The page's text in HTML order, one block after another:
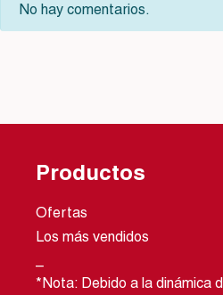
No hay comentarios.
Productos
Ofertas
Los más vendidos
*Nota: Debido a la dinámica